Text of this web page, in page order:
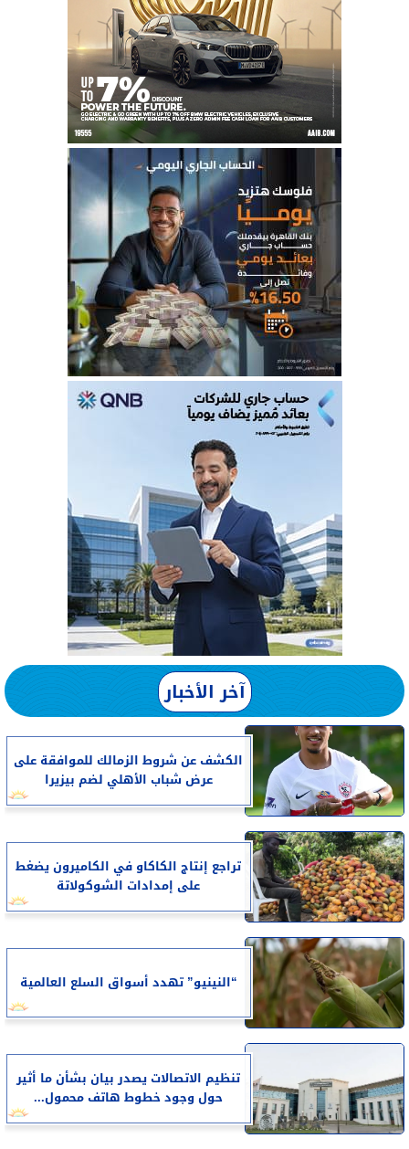
آخر الأخبار
الكشف عن شروط الزمالك للموافقة على
عرض شباب الأهلي لضم بيزيرا
تراجع إنتاج الكاكاو في الكاميرون يضغط
على إمدادات الشوكولاتة
“النينيو” تهدد أسواق السلع العالمية
تنظيم الاتصالات يصدر بيان بشأن ما أثير
حول وجود خطوط هاتف محمول...